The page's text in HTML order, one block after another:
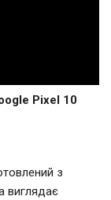
Pixel 10
з
виглядає